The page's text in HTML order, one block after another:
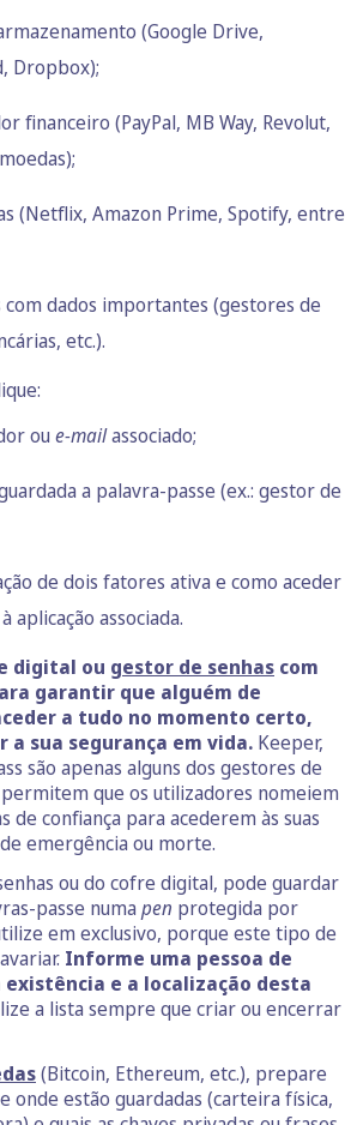
(Google Drive,
Dropbox);
financeiro (PayPal, MB Way, Revolut,
(Netflix, Amazon Prime, Spotify, entre
com dados importantes (gestores de
etc.).
ou e-mailassociado;
a palavra-passe (ex.: gestor de
de dois fatores ativa e como aceder
aplicação associada.
digital ou gestor de senhas com
garantir que alguém de
a tudo no momento certo,
a sua segurança em vida. Keeper,
são apenas alguns dos gestores de
que os utilizadores nomeiem
de confiança para acederem às suas
emergência ou morte.
ou do cofre digital, pode guardar
passe numa pen protegida por
em exclusivo, porque este tipo de
Informe uma pessoa de
existência e a localização desta
a lista sempre que criar ou encerrar
(Bitcoin, Ethereum, etc.), prepare
onde estão guardadas (carteira física,